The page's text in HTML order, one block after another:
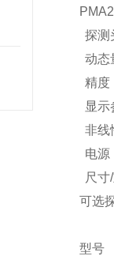
探测
动态
精度
显示
非线
电源
尺寸
可选
型号